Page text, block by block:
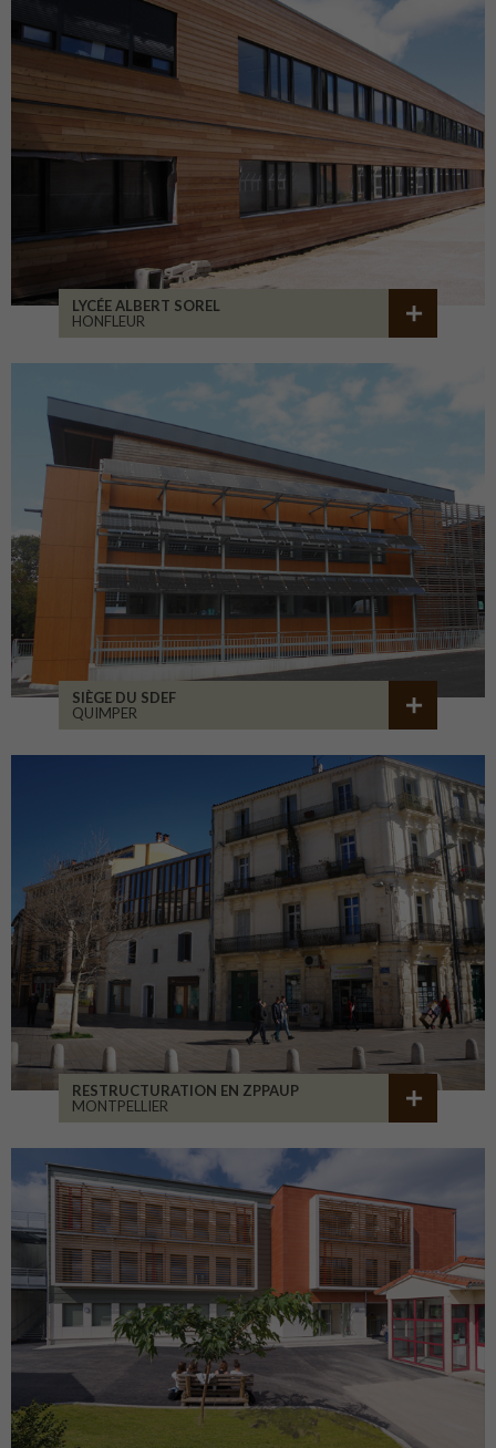
LYCÉE ALBERT SOREL
HONFLEUR
SIÈGE DU SDEF
QUIMPER
RESTRUCTURATION EN ZPPAUP
MONTPELLIER